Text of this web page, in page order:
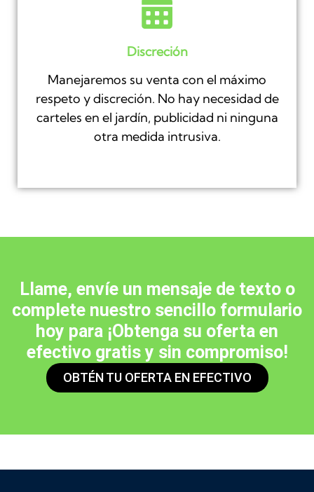
Discreción
Manejaremos su venta con el máximo
respeto y discreción. No hay necesidad de
carteles en el jardín, publicidad ni ninguna
otra medida intrusiva.
Llame, envíe un mensaje de texto o
complete nuestro sencillo formulario
hoy para ¡Obtenga su oferta en
efectivo gratis y sin compromiso!
OBTÉN TU OFERTA EN EFECTIVO